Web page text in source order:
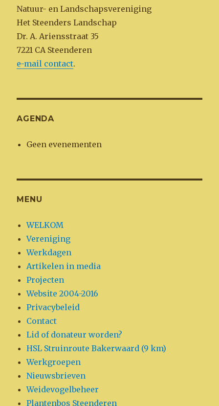
Natuur- en Landschapsvereniging
Het Steenders Landschap
Dr. A. Ariensstraat 35
7221 CA Steenderen
e-mail contact.
AGENDA
Geen evenementen
MENU
WELKOM
Vereniging
Werkdagen
Artikelen in media
Projecten
Website 2004-2016
Privacybeleid
Contact
Lid of donateur worden?
HSL Struinroute Bakerwaard (9 km)
Werkgroepen
Nieuwsbrieven
Weidevogelbeheer
Plantenbos Steenderen